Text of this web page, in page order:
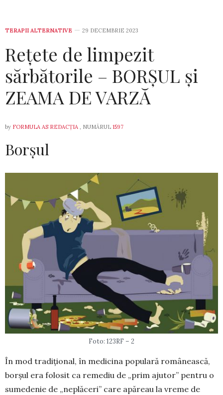
TERAPII ALTERNATIVE 29 DECEMBRIE 2023
Rețete de limpezit
sărbătorile – BORȘUL și
ZEAMA DE VARZĂ
by FORMULA AS REDACȚIA , NUMĂRUL 1597
Borșul
Foto: 123RF – 2
În mod tradițional, în medicina populară românească,
borșul era folosit ca reme­diu de „prim ajutor” pentru o
sumedenie de „ne­plă­ceri” care apă­reau la vreme de